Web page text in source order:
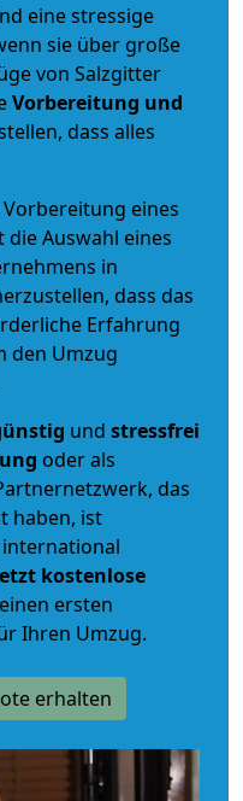
eine stressige
sie über große
von Salzgitter
Vorbereitung und
dass alles
eines
Auswahl eines
in
dass das
Erfahrung
den Umzug
und stressfrei
oder als
das
haben, ist
kostenlose
ersten
Ihren Umzug.
erhalten